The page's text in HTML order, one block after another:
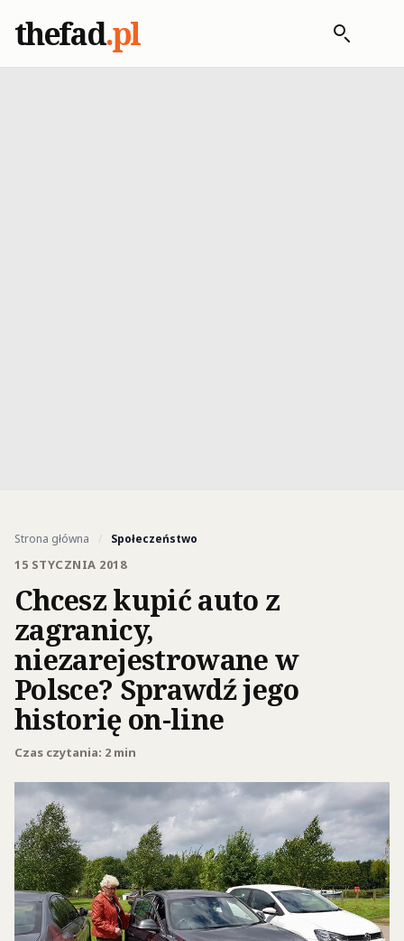
thefad.pl
Strona główna / Społeczeństwo
15 STYCZNIA 2018
Chcesz kupić auto z
zagranicy,
niezarejestrowane w
Polsce? Sprawdź jego
historię on-line
Czas czytania: 2 min